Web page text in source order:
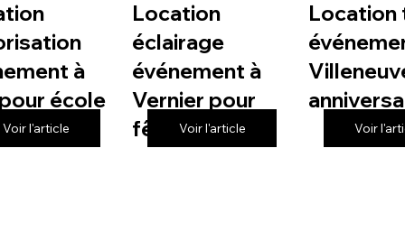
à
école
Voir l'article
Location
éclairage
événement à
Vernier pour
fête de village
Voir l'article
Location
Voir